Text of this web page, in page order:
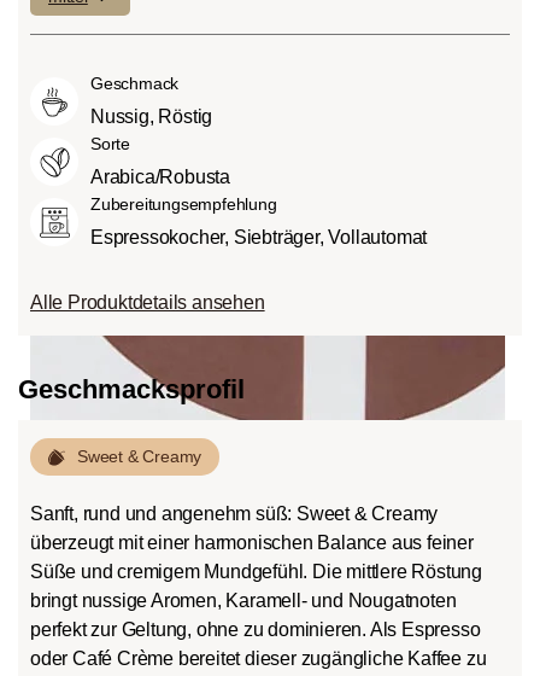
geringen Anteilen an Bitterstoffen.
sauer als helle Röstungen, mit
ausgewogenem Geschmack und vollem
Körper.
Dunkle Röstung (French-/Italian):
Schokoladig süßer Körper mit
ausgeprägten Röstaromen und
verschiedenen Faktoren wie der
Bohnensorte, Anbauhöhe, Herkunft und
besonders der Röstung ab.
Geschmack
Nussig, Röstig
Sorte
Arabica/Robusta
Zubereitungsempfehlung
Espressokocher, Siebträger, Vollautomat
Alle Produktdetails ansehen
Geschmacksprofil
Sweet & Creamy
Sanft, rund und angenehm süß: Sweet & Creamy
überzeugt mit einer harmonischen Balance aus feiner
Süße und cremigem Mundgefühl. Die mittlere Röstung
bringt nussige Aromen, Karamell- und Nougatnoten
perfekt zur Geltung, ohne zu dominieren. Als Espresso
oder Café Crème bereitet dieser zugängliche Kaffee zu